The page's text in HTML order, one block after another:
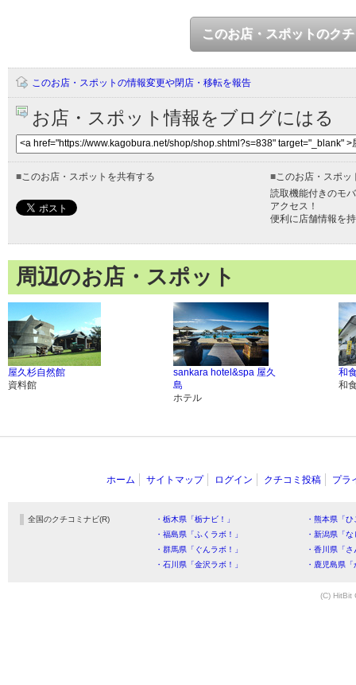
このお店・スポットのク
このお店・スポットの情報変更や閉店・移転を報告
お店・スポット情報をブログにはる
■ このお店・スポットを共有する ■ このお店・スポ
読取機能付きのモ
アクセス！
便利に店舗情報を
周辺のお店・スポット
屋久杉自然館
資料館
sankara hotel&spa 屋久
島
ホテル
和
和
ホーム サイトマップ ログイン クチコミ投稿 プラ
全国のクチコミナビ(R) ・栃木県「栃ナビ！」
・熊本県「
・福島県「ふくラボ！」
・新潟県「
・群馬県「ぐんラボ！」
・香川県「
・石川県「金沢ラボ！」
・鹿児島県
(C) HitBit